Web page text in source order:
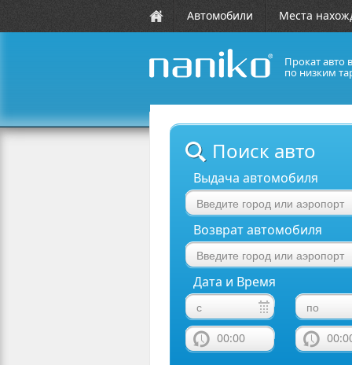
Автомобили Места
Прокат авто
по низким
Поиск авто
Выдача автомобиля
Возврат автомобиля
Дата и Время
00:00